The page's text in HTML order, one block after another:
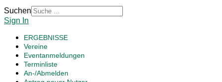
Suchen
Sign In
ERGEBNISSE
Vereine
Eventanmeldungen
Terminliste
An-/Abmelden